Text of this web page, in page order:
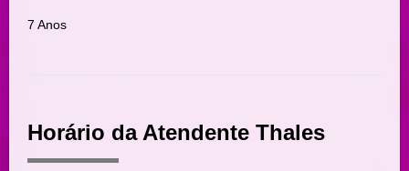
7 Anos
Horário da Atendente Thales